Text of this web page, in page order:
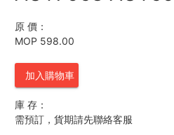
原 價：
MOP 598.00
加入購物車
庫 存：
需預訂，貨期請先聯絡客服